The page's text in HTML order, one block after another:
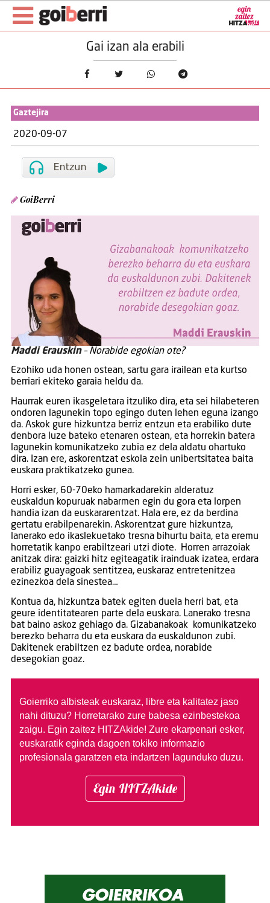
Gai izan ala erabili
Gaztejira
2020-09-07
GoiBerri
Maddi Erauskin– Norabide egokian ote?
Ezohiko uda honen ostean, sartu gara irailean eta kurtso
berriari ekiteko garaia heldu da.
Haurrak euren ikasgeletara itzuliko dira, eta sei hilabeteren
ondoren lagunekin topo egingo duten lehen eguna izango
da. Askok gure hizkuntza berriz entzun eta erabiliko dute
denbora luze bateko etenaren ostean, eta horrekin batera
lagunekin komunikatzeko zubia ez dela aldatu ohartuko
dira. Izan ere, askorentzat eskola zein unibertsitatea baita
euskara praktikatzeko gunea.
Horri esker, 60-70eko hamarkadarekin alderatuz
euskaldun kopuruak nabarmen egin du gora eta lorpen
handia izan da euskararentzat. Hala ere, ez da berdina
gertatu erabilpenarekin. Askorentzat gure hizkuntza,
lanerako edo ikaslekuetako tresna bihurtu baita, eta eremu
horretatik kanpo erabiltzeari utzi diote. Horren arrazoiak
anitzak dira: gaizki hitz egiteagatik irainduak izatea, erdara
erabiliz guayagoak sentitzea, euskaraz entretenitzea
ezinezkoa dela sinestea…
Kontua da, hizkuntza batek egiten duela herri bat, eta
geure identitatearen parte dela euskara. Lanerako tresna
bat baino askoz gehiago da. Gizabanakoak komunikatzeko
berezko beharra du eta euskara da euskaldunon zubi.
Dakitenek erabiltzen ez badute ordea, norabide
desegokian goaz.
Goierriko albisteak euskaraz, libre eta kalitatez jaso
nahi dituzu? Horretarako zure babesa ezinbestekoa
zaigu. Egin zaitez HITZAkide! Zure ekarpenari esker,
euskaratik eginda dagoen tokiko informazio
profesionala garatzen eta indartzen lagunduko duzu.
Egin HITZAkide